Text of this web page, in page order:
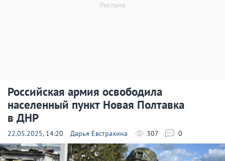
Российская армия освободила
населенный пункт Новая Полтавка
в ДНР
22.05.2025, 14:20 Дарья Евстрахина 307 0